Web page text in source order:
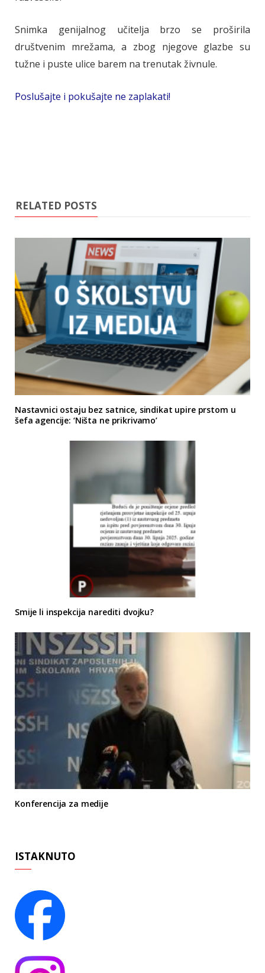
Snimka genijalnog učitelja brzo se proširila
društvenim mrežama, a zbog njegove glazbe su
tužne i puste ulice barem na trenutak živnule.
Poslušajte i pokušajte ne zaplakati!
RELATED POSTS
Nastavnici ostaju bez satnice, sindikat upire prstom u
šefa agencije: ‘Ništa ne prikrivamo’
Smije li inspekcija narediti dvojku?
Konferencija za medije
ISTAKNUTO